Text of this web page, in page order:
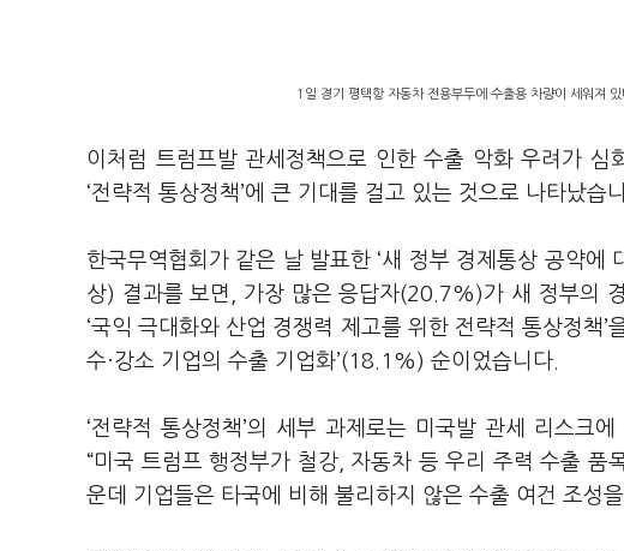
1일 경기 평택항 자동차 전용부두에 수출용 차량이 세워져
이처럼 트럼프발 관세정책으로 인한 수출 악화 우려가
‘전략적 통상정책’에 큰 기대를 걸고 있는 것으로 나타났습
한국무역협회가 같은 날 발표한 ‘새 정부 경제통상 공약에
상) 결과를 보면 가장 많은 응답자(20.7%)가 새 정부의
‘국익 극대화와 산업 경쟁력 제고를 위한 전략적 통상정책’
수·강소 기업의 수출 기업화’(18.1%) 순이었습니다
‘전략적 통상정책’의 세부 과제로는 미국발 관세 리스크
“미국 트럼프 행정부가 철강, 자동차 등 우리 주력 수출 품
운데 기업들은 타국에 비해 불리하지 않은 수출 여건 조성